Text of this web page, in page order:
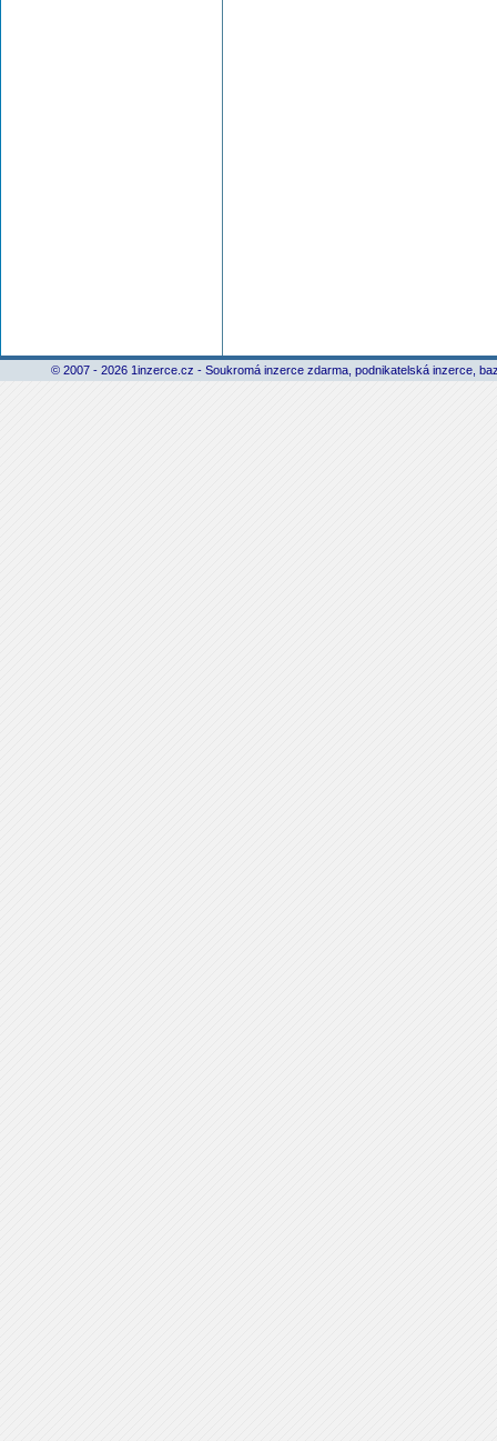
© 2007 - 2026 1inzerce.cz - Soukromá inzerce zdarma, podnikatelská inzerce,